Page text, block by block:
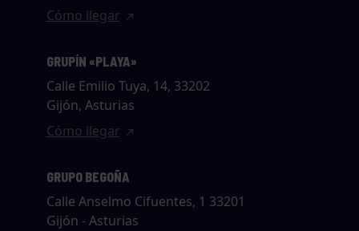
Cómo llegar
GRUPÍN «PLAYA»
Calle Emilio Tuya, 14, 33202
Gijón, Asturias
Cómo llegar
GRUPO BEGOÑA
Calle Anselmo Cifuentes, 1 33201
Gijón - Asturias